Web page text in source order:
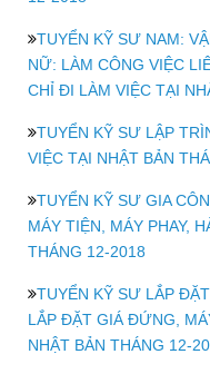
TUYỂN KỸ SƯ NAM:
NỮ: LÀM CÔNG VIỆC
CHỈ ĐI LÀM VIỆC TẠI
TUYỂN KỸ SƯ LẬP
VIỆC TẠI NHẬT BẢN
TUYỂN KỸ SƯ GIA
MÁY TIỆN, MÁY PHAY,
THÁNG 12-2018
TUYỂN KỸ SƯ LẮP
LẮP ĐẶT GIÁ ĐỨNG,
NHẬT BẢN THÁNG 12-